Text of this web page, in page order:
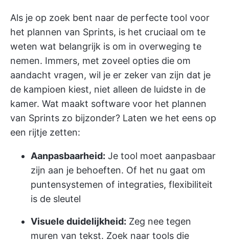
Als je op zoek bent naar de perfecte tool voor
het plannen van Sprints, is het cruciaal om te
weten wat belangrijk is om in overweging te
nemen. Immers, met zoveel opties die om
aandacht vragen, wil je er zeker van zijn dat je
de kampioen kiest, niet alleen de luidste in de
kamer. Wat maakt software voor het plannen
van Sprints zo bijzonder? Laten we het eens op
een rijtje zetten:
Aanpasbaarheid: Je tool moet aanpasbaar
zijn aan je behoeften. Of het nu gaat om
puntensystemen of integraties, flexibiliteit
is de sleutel
Visuele duidelijkheid: Zeg nee tegen
muren van tekst. Zoek naar tools die